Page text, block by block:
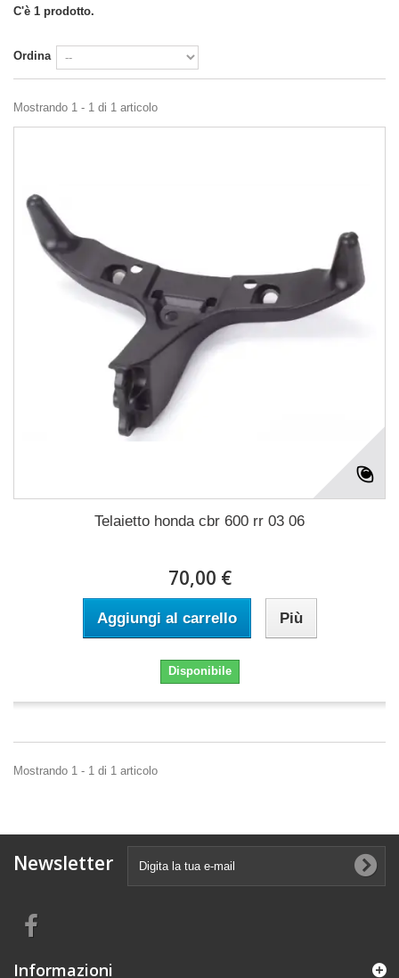
C'è 1 prodotto.
Ordina
Mostrando 1 - 1 di 1 articolo
Telaietto honda cbr 600 rr 03 06
70,00 €
Aggiungi al carrello Più
Disponibile
Mostrando 1 - 1 di 1 articolo
Newsletter
Informazioni